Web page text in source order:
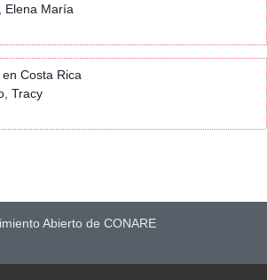
Elena María
Costa Rica
Tracy
Abierto de CONARE